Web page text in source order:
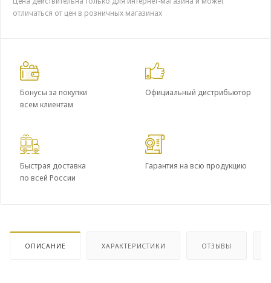
отличаться от цен в розничных магазинах
Бонусы за покупки
всем клиентам
Официальный дистрибьютор
Быстрая доставка
по всей России
Гарантия на всю продукцию
ОПИСАНИЕ ХАРАКТЕРИСТИКИ ОТЗЫВЫ